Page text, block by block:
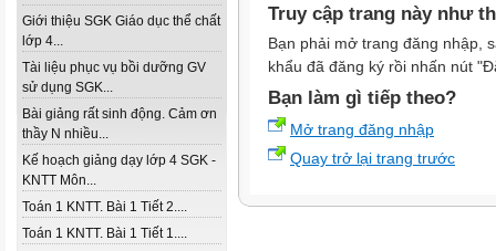
Giới thiệu SGK Giáo dục thể chất
lớp 4...
Tài liệu phục vụ bồi dưỡng GV
sử dụng SGK...
Bài giảng rất sinh động. Cảm ơn
thầy N nhiều...
Kế hoạch giảng dạy lớp 4 SGK -
KNTT Môn...
Toán 1 KNTT. Bài 1 Tiết 2....
Toán 1 KNTT. Bài 1 Tiết 1....
Truy cập trang này như
Bạn phải mở trang đăng nhập,
khẩu đã đăng ký rồi nhấn nút
Bạn làm gì tiếp theo?
Mở trang đăng nhập
Quay trở lại trang trước